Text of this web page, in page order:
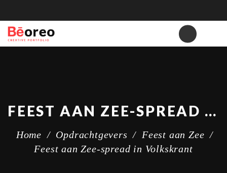
FEEST AAN ZEE-SPREAD IN VOLKSKRANT
Home / Opdrachtgevers / Feest aan Zee /
Feest aan Zee-spread in Volkskrant